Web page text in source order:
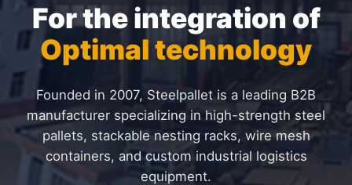
For the integration of
Optimal technology
Founded in 2007, Steelpallet is a leading B2B
manufacturer specializing in high-strength steel
pallets, stackable nesting racks, wire mesh
containers, and custom industrial logistics
equipment.